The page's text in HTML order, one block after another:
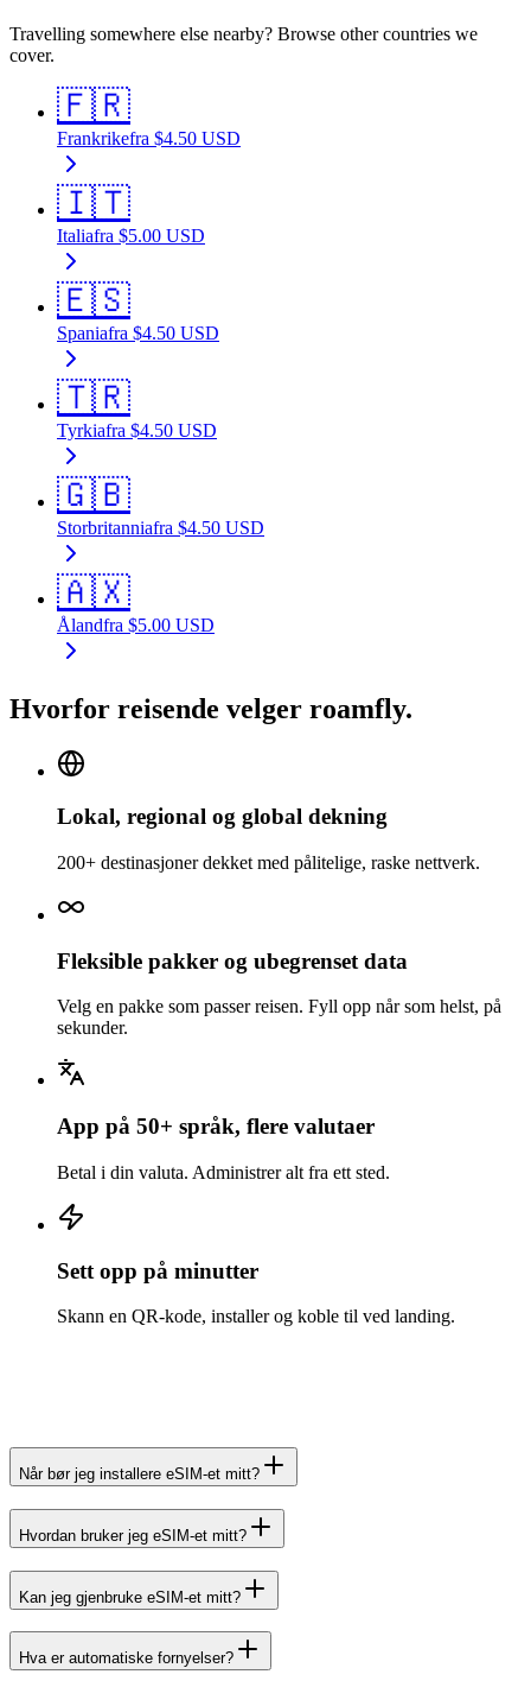
Travelling somewhere else nearby? Browse other countries we
cover.
🇫🇷
Frankrikefra $4.50 USD
🇮🇹
Italiafra $5.00 USD
🇪🇸
Spaniafra $4.50 USD
🇹🇷
Tyrkiafra $4.50 USD
🇬🇧
Storbritanniafra $4.50 USD
🇦🇽
Ålandfra $5.00 USD
Hvorfor reisende velger roamfly.
Lokal, regional og global dekning
200+ destinasjoner dekket med pålitelige, raske nettverk.
Fleksible pakker og ubegrenset data
Velg en pakke som passer reisen. Fyll opp når som helst, på
sekunder.
App på 50+ språk, flere valutaer
Betal i din valuta. Administrer alt fra ett sted.
Sett opp på minutter
Skann en QR-kode, installer og koble til ved landing.
Når bør jeg installere eSIM-et mitt?
Hvordan bruker jeg eSIM-et mitt?
Kan jeg gjenbruke eSIM-et mitt?
Hva er automatiske fornyelser?